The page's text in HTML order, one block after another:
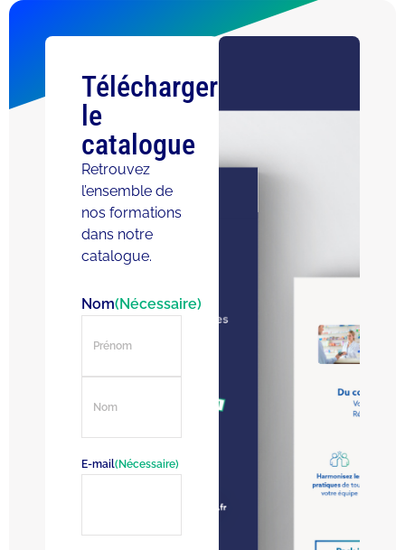
Télécharger
le
catalogue
Retrouvez
l’ensemble de
nos formations
dans notre
catalogue.
Nom(Nécessaire)
E-mail(Nécessaire)